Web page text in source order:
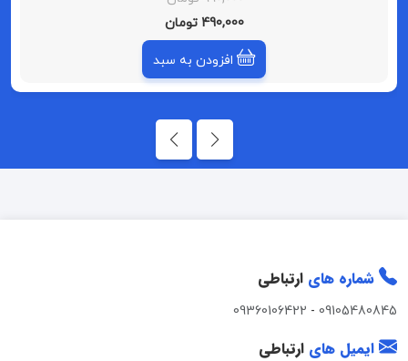
490,000 تومان
افزودن به سبد
شماره های ارتباطی
09105480845
-
09360106422
ایمیل های ارتباطی